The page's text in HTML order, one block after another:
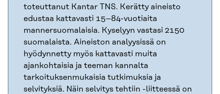
toteuttanut Kantar TNS. Kerätty aineisto
edustaa kattavasti 15–84-vuotiaita
mannersuomalaisia. Kyselyyn vastasi 2150
suomalaista. Aineiston analyysissä on
hyödynnetty myös kattavasti muita
ajankohtaisia ja teeman kannalta
tarkoituksenmukaisia tutkimuksia ja
selvityksiä. Näin selvitys tehtiin -liitteessä on